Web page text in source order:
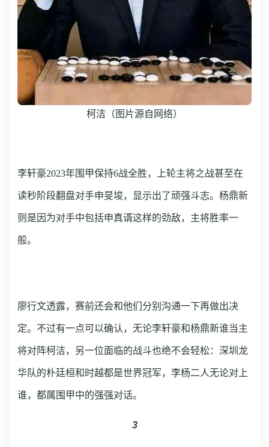
柯洁（图片源自网络）
李轩豪2023年围甲保持6战全胜，上轮主将之战甚至在
读秒阶段翻盘对手申旻埈，显示出了顽强斗志。杨鼎新
则是因为对手中包括申真谞这样的劲敌，主将胜率一
般。
廖行文透露，赛前还会和他们分别沟通一下再做出决
定。不过有一点可以确认，无论李轩豪和杨鼎新谁当主
将对阵柯洁，另一位面临的战斗也绝不会轻松：深圳龙
华队的朴廷桓和时越都是世界冠军，李杨二人无论对上
谁，都属围甲中的强强对话。
3